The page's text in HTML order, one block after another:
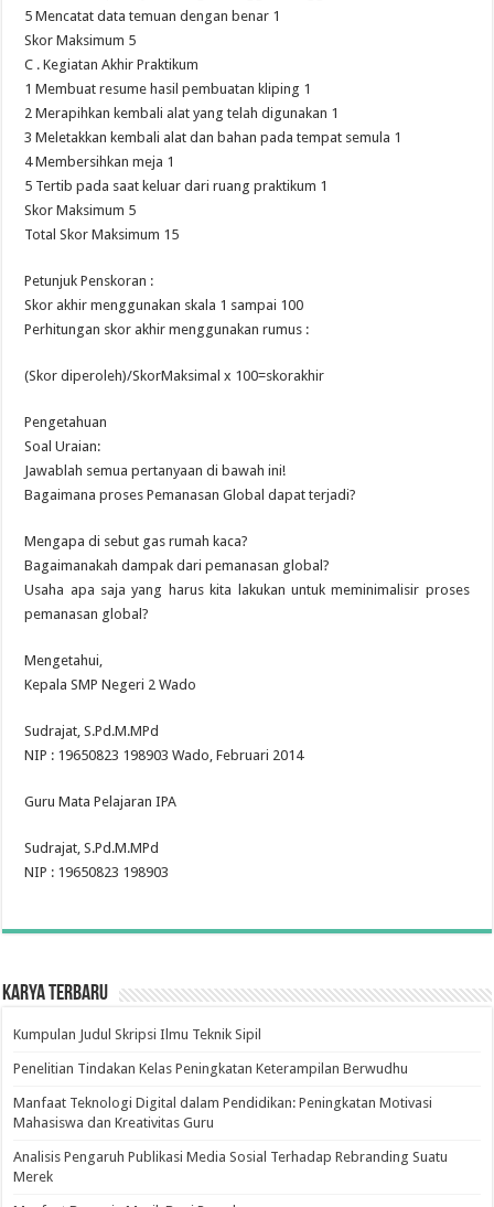
5 Mencatat data temuan dengan benar 1
Skor Maksimum 5
C . Kegiatan Akhir Praktikum
1 Membuat resume hasil pembuatan kliping 1
2 Merapihkan kembali alat yang telah digunakan 1
3 Meletakkan kembali alat dan bahan pada tempat semula 1
4 Membersihkan meja 1
5 Tertib pada saat keluar dari ruang praktikum 1
Skor Maksimum 5
Total Skor Maksimum 15
Petunjuk Penskoran :
Skor akhir menggunakan skala 1 sampai 100
Perhitungan skor akhir menggunakan rumus :
(Skor diperoleh)/SkorMaksimal x 100=skorakhir
Pengetahuan
Soal Uraian:
Jawablah semua pertanyaan di bawah ini!
Bagaimana proses Pemanasan Global dapat terjadi?
Mengapa di sebut gas rumah kaca?
Bagaimanakah dampak dari pemanasan global?
Usaha apa saja yang harus kita lakukan untuk meminimalisir proses
pemanasan global?
Mengetahui,
Kepala SMP Negeri 2 Wado
Sudrajat, S.Pd.M.MPd
NIP : 19650823 198903 Wado, Februari 2014
Guru Mata Pelajaran IPA
Sudrajat, S.Pd.M.MPd
NIP : 19650823 198903
Karya Terbaru
Kumpulan Judul Skripsi Ilmu Teknik Sipil
Penelitian Tindakan Kelas Peningkatan Keterampilan Berwudhu
Manfaat Teknologi Digital dalam Pendidikan: Peningkatan Motivasi
Mahasiswa dan Kreativitas Guru
Analisis Pengaruh Publikasi Media Sosial Terhadap Rebranding Suatu
Merek